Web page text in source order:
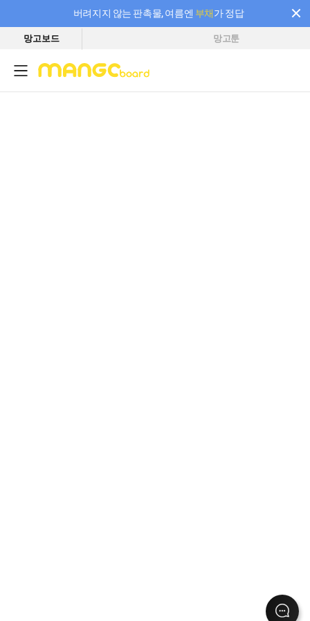
버려지지 않는 판촉물, 여름엔 부채가 정답
필요한 만큼 충전하고 끊김 없이 작업하세요! 새로워진 AI 부스터 요금제
망고보드 망고툰